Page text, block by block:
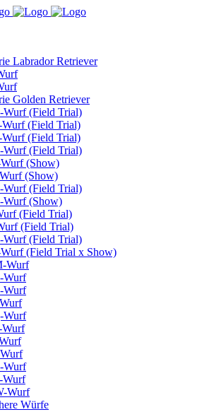
Labrador Retriever
Golden Retriever
(Field Trial)
(Field Trial)
(Field Trial)
(Field Trial)
(Show)
(Show)
Wurf (Field Trial)
Wurf (Show)
(Field Trial)
(Field Trial)
(Field Trial)
(Field Trial x Show)
Wurf
Wurf
Wurf
Wurf
Wurf
Wurf
Würfe